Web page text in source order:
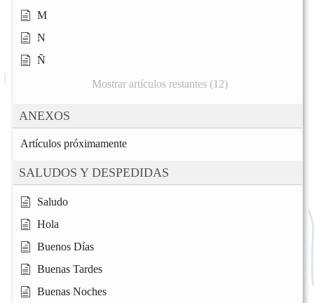
M
N
Ñ
Mostrar artículos restantes (12)
ANEXOS
Artículos próximamente
SALUDOS Y DESPEDIDAS
Saludo
Hola
Buenos Días
Buenas Tardes
Buenas Noches